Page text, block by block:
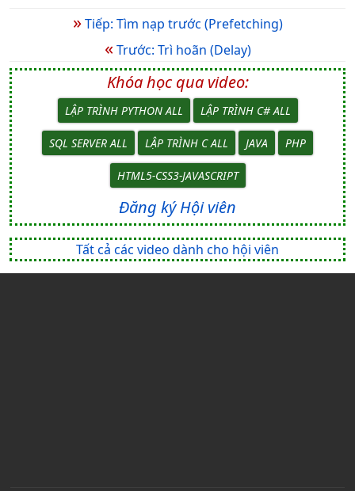
»Tiếp: Tìm nạp trước (Prefetching)
«Trước: Trì hoãn (Delay)
Khóa học qua video:
LẬP TRÌNH PYTHON ALL LẬP TRÌNH C# ALL
SQL SERVER ALL LẬP TRÌNH C ALL JAVA PHP
HTML5-CSS3-JAVASCRIPT
Đăng ký Hội viên
Tất cả các video dành cho hội viên